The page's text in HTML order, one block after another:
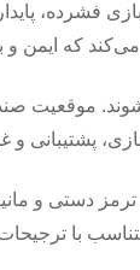
فشرده،
شوند. موقعیت
دستی و